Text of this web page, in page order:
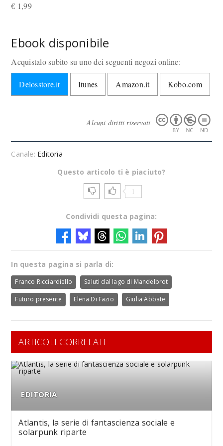
€ 1,99
Ebook disponibile
Acquistalo subito su uno dei seguenti negozi online:
Delosstore.it Itunes Amazon.it Kobo.com
Alcuni diritti riservati
Canale: Editoria
Questo articolo ti è piaciuto?
1
Condividi questa pagina:
In questa pagina si parla di:
Franco Ricciardiello Saluti dal lago di Mandelbrot
Futuro presente Elena Di Fazio Giulia Abbate
ARTICOLI CORRELATI
EDITORIA
Atlantis, la serie di fantascienza sociale e
solarpunk riparte